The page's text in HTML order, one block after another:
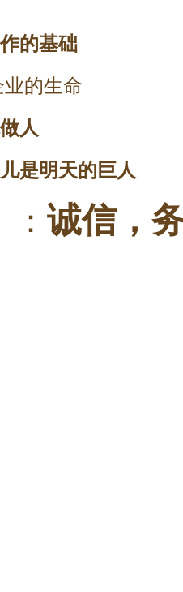
的基础
的生命
人
是明天的巨人
： 诚信，